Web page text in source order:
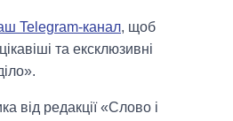
Telegram-канал, щоб
та ексклюзивні
від редакції «Слово і